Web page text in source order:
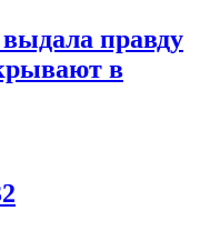
правду
в